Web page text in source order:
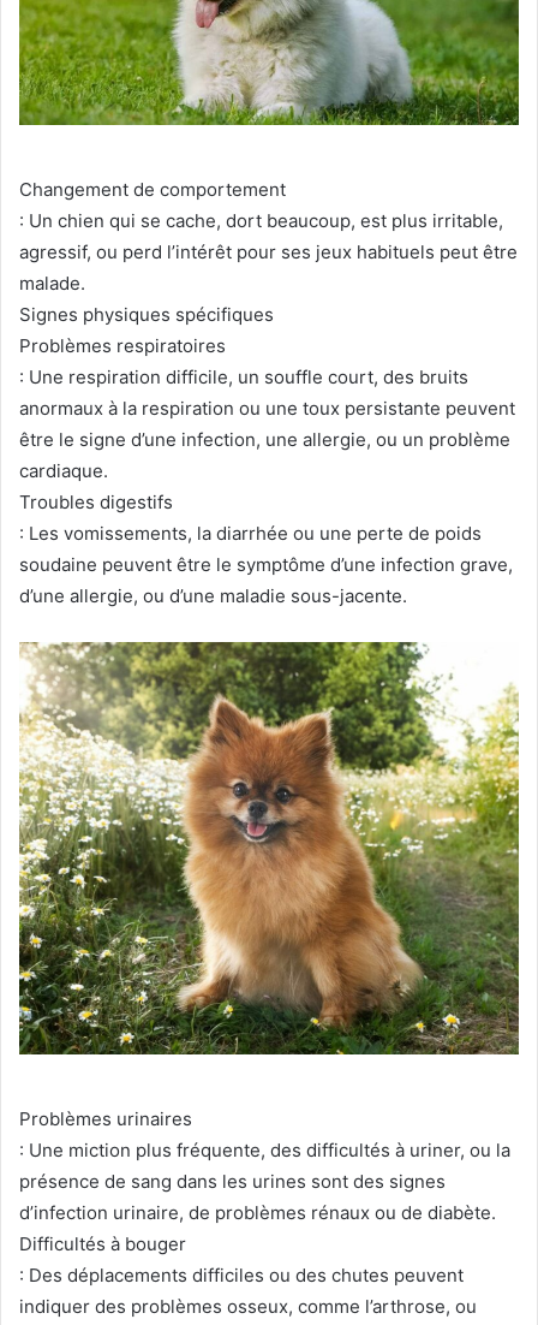
Changement de comportement
: Un chien qui se cache, dort beaucoup, est plus irritable,
agressif, ou perd l’intérêt pour ses jeux habituels peut être
malade.
Signes physiques spécifiques
Problèmes respiratoires
: Une respiration difficile, un souffle court, des bruits
anormaux à la respiration ou une toux persistante peuvent
être le signe d’une infection, une allergie, ou un problème
cardiaque.
Troubles digestifs
: Les vomissements, la diarrhée ou une perte de poids
soudaine peuvent être le symptôme d’une infection grave,
d’une allergie, ou d’une maladie sous-jacente.
Problèmes urinaires
: Une miction plus fréquente, des difficultés à uriner, ou la
présence de sang dans les urines sont des signes
d’infection urinaire, de problèmes rénaux ou de diabète.
Difficultés à bouger
: Des déplacements difficiles ou des chutes peuvent
indiquer des problèmes osseux, comme l’arthrose, ou